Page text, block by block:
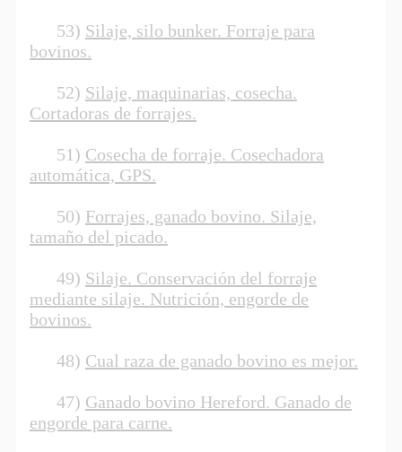
53) Silaje, silo bunker. Forraje para
bovinos.
52) Silaje, maquinarias, cosecha.
Cortadoras de forrajes.
51) Cosecha de forraje. Cosechadora
automática, GPS.
50) Forrajes, ganado bovino. Silaje,
tamaño del picado.
49) Silaje. Conservación del forraje
mediante silaje. Nutrición, engorde de
bovinos.
48) Cual raza de ganado bovino es mejor.
47) Ganado bovino Hereford. Ganado de
engorde para carne.